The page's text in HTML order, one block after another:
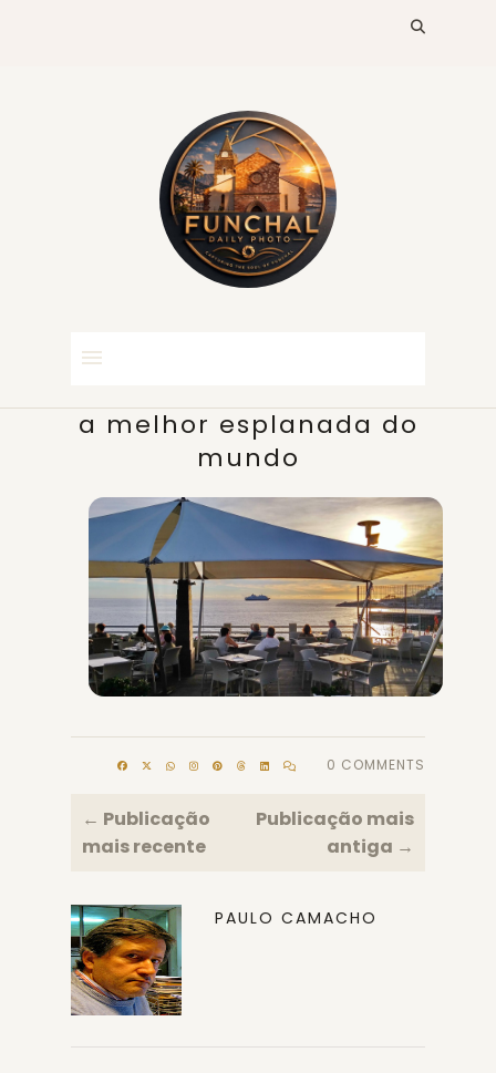
a melhor esplanada do
mundo
0 COMMENTS
← Publicação
mais recente
Publicação mais
antiga →
PAULO CAMACHO